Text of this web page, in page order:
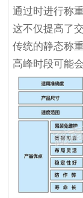
通过时进行称
这不仅提高了
传统的静态称
高峰时段可能